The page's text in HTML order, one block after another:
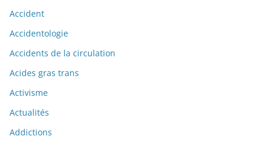
Accident
Accidentologie
Accidents de la circulation
Acides gras trans
Activisme
Actualités
Addictions